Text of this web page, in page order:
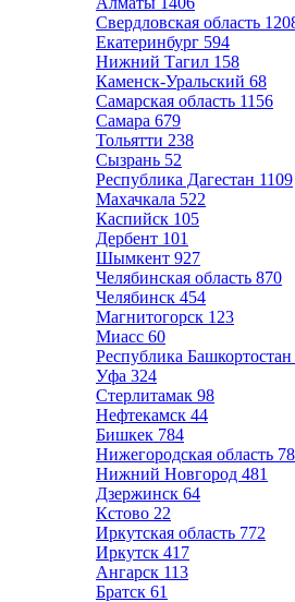
Свердловская область
Екатеринбург 594
Нижний Тагил 158
Каменск-Уральский 68
Самарская область 1156
Самара 679
Тольятти 238
Сызрань 52
Республика Дагестан 1109
Махачкала 522
Каспийск 105
Дербент 101
Шымкент 927
Челябинская область 870
Челябинск 454
Магнитогорск 123
Миасс 60
Республика Башкортостан
Уфа 324
Стерлитамак 98
Нефтекамск 44
Бишкек 784
Нижегородская область
Нижний Новгород 481
Дзержинск 64
Кстово 22
Иркутская область 772
Иркутск 417
Ангарск 113
Братск 61